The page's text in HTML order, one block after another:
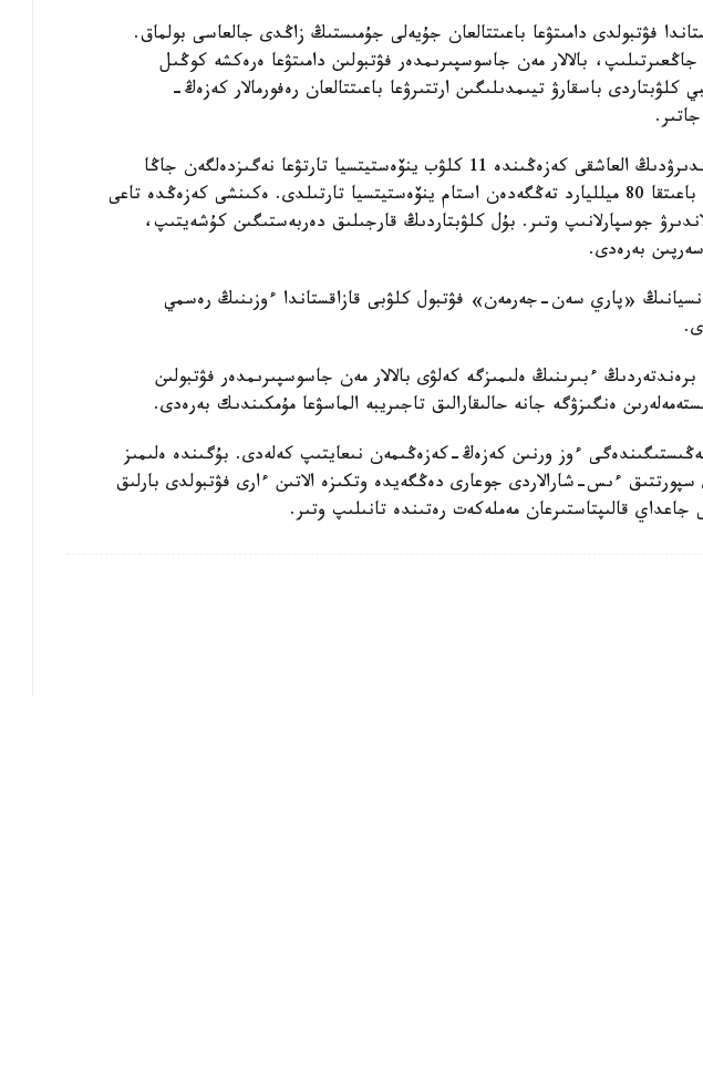
فۋتبولدى دامىتۋعا باعىتتالعان جۇيەلى جۇمىستىڭ زاڭدى جالعاسى بولماق.
جاڭعىرتىلىپ، بالالار مەن جاسوسپىرىمدەر فۋتبولىن دامىتۋعا ەرەكشە كوڭىل
كلۋبتاردى باسقارۋ تيىمدىلىگىن ارتتىرۋعا باعىتتالعان رەفورمالار كەزەڭ-
كاسىبي فۋتبولدى كوممەرسيالاندىرۋدىڭ العاشقى كەزەڭىندە 11 كلۋب ينۆەستيتسيا تارتۋعا نەگىزدەلگەن جاڭا
باسقارۋ مودەلىنە كوشتى. وسى باعىتقا 80 ميلليارد تەڭگەدەن استام ينۆەستيتسيا تارتىلدى. ەكىنشى كەزەڭدە تاعى
جوسپارلانىپ وتىر. بۇل كلۋبتاردىڭ قارجىلىق دەربەستىگىن كۇشەيتىپ،
سەرپىن بەرەدى.
-تامىزدا فرانسيانىڭ «پاري سەن-جەرمەن» فۋتبول كلۋبى قازاقستاندا ءوزىنىڭ رەسمي
ءبىرىنىڭ ەلىمىزگە كەلۋى بالالار مەن جاسوسپىرىمدەر فۋتبولىن
ەنگىزۋگە جانە حالىقارالىق تاجىريبە الماسۋعا مۇمكىندىك بەرەدى.
ءوز ورنىن كەزەڭ-كەزەڭىمەن نىعايتىپ كەلەدى. بۇگىندە ەلىمىز
ءىس-شارالاردى جوعارى دەڭگەيدە وتكىزە الاتىن ءارى فۋتبولدى بارلىق
جاعداي قالىپتاستىرعان مەملەكەت رەتىندە تانىلىپ وتىر.